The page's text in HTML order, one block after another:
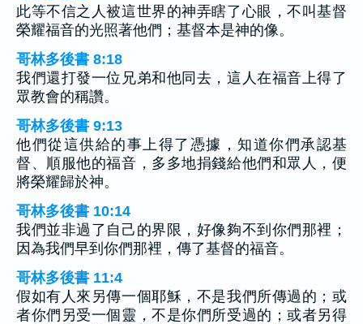
此等不信之人被這世界的神弄瞎了心眼，不叫基督
榮耀福音的光照著他們；基督本是神的像。
哥林多後書 8:18
我們還打發一位兄弟和他同去，這人在福音上得了
眾教會的稱讚。
哥林多後書 9:13
他們從這供給的事上得了憑據，知道你們承認基
督、順服他的福音，多多地捐錢給他們和眾人，便
將榮耀歸於神。
哥林多後書 10:14
我們並非過了自己的界限，好像夠不到你們那裡；
因為我們早到你們那裡，傳了基督的福音。
哥林多後書 11:4
假如有人來另傳一個耶穌，不是我們所傳過的；或
者你們另受一個靈，不是你們所受過的；或者另得